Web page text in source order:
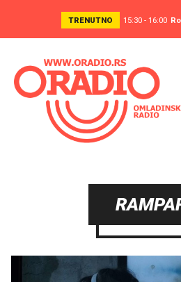
TRENUTNO 15:30 - 16:00